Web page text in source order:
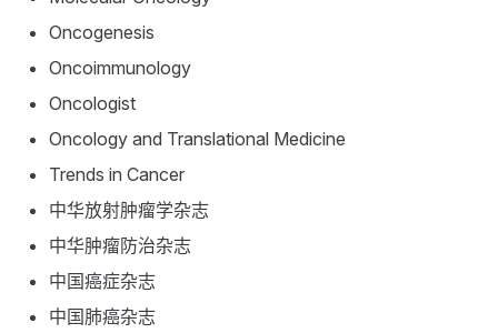
Oncogenesis
Oncoimmunology
Oncologist
Oncology and Translational Medicine
Trends in Cancer
中华放射肿瘤学杂志
中华肿瘤防治杂志
中国癌症杂志
中国肺癌杂志